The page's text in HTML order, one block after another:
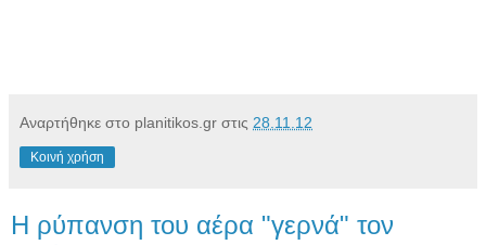
Αναρτήθηκε στο planitikos.gr στις 28.11.12
Κοινή χρήση
Η ρύπανση του αέρα "γερνά" τον